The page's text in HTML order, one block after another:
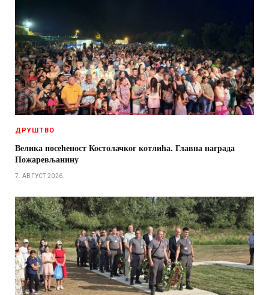
ДРУШТВО
Велика посећеност Костолачког котлића. Главна награда
Пожаревљанину
7. АВГУСТ 2026.